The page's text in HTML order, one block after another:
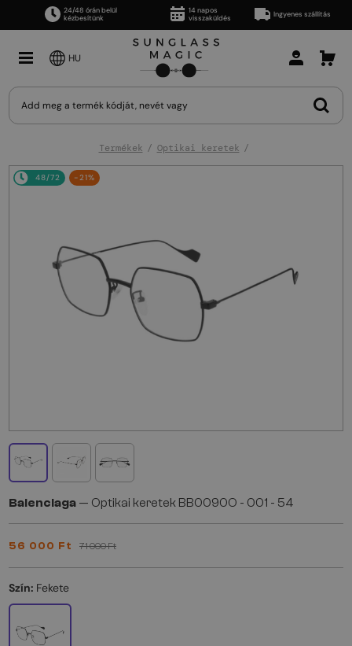
24/48 órán belül
kézbesítünk
14 napos
visszaküldés
Ingyenes szállítás
HU
Termékek Optikai keretek
48/72 -21%
Balenciaga — Optikai keretek BB0090O - 001 - 54
56 000 Ft 71 000 Ft
Szín: Fekete